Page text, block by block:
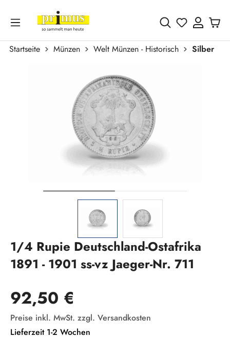
Zum Hauptinhalt springen
Du hast 0
Startseite Münzen Welt Münzen - Historisch
Silber
1/4 Rupie Deutschland-Ostafrika
1891 - 1901 ss-vz Jaeger-Nr. 711
Regulärer Preis:
92,50 €
Preise inkl. MwSt. zzgl. Versandkosten
Lieferzeit 1-2 Wochen